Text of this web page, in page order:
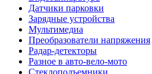
Датчики парковки
Зарядные устройства
Мультимедиа
Преобразователи напряжения
Радар-детекторы
Разное в авто-вело-мото
Стеклоподъемники